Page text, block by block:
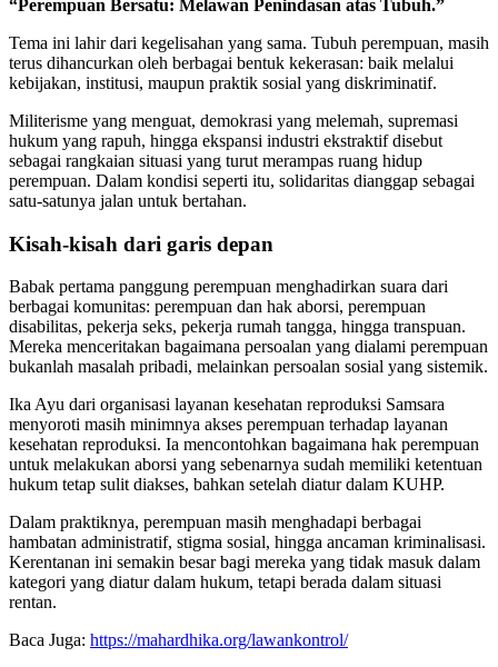
“Perempuan Bersatu: Melawan Penindasan atas Tubuh.”
Tema ini lahir dari kegelisahan yang sama. Tubuh perempuan, masih
terus dihancurkan oleh berbagai bentuk kekerasan: baik melalui
kebijakan, institusi, maupun praktik sosial yang diskriminatif.
Militerisme yang menguat, demokrasi yang melemah, supremasi
hukum yang rapuh, hingga ekspansi industri ekstraktif disebut
sebagai rangkaian situasi yang turut merampas ruang hidup
perempuan. Dalam kondisi seperti itu, solidaritas dianggap sebagai
satu-satunya jalan untuk bertahan.
Kisah-kisah dari garis depan
Babak pertama panggung perempuan menghadirkan suara dari
berbagai komunitas: perempuan dan hak aborsi, perempuan
disabilitas, pekerja seks, pekerja rumah tangga, hingga transpuan.
Mereka menceritakan bagaimana persoalan yang dialami perempuan
bukanlah masalah pribadi, melainkan persoalan sosial yang sistemik.
Ika Ayu dari organisasi layanan kesehatan reproduksi Samsara
menyoroti masih minimnya akses perempuan terhadap layanan
kesehatan reproduksi. Ia mencontohkan bagaimana hak perempuan
untuk melakukan aborsi yang sebenarnya sudah memiliki ketentuan
hukum tetap sulit diakses, bahkan setelah diatur dalam KUHP.
Dalam praktiknya, perempuan masih menghadapi berbagai
hambatan administratif, stigma sosial, hingga ancaman kriminalisasi.
Kerentanan ini semakin besar bagi mereka yang tidak masuk dalam
kategori yang diatur dalam hukum, tetapi berada dalam situasi
rentan.
Baca Juga: https://mahardhika.org/lawankontrol/